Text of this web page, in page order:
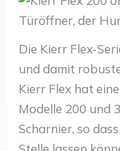
Die Kierr Flex-
und damit
Kierr Flex hat
Modelle 200 und
Scharnier, so